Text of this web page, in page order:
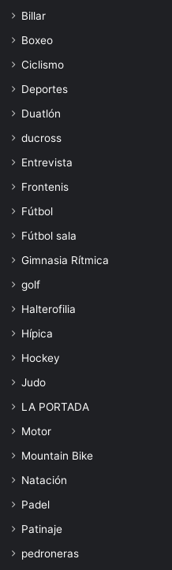
Billar
Boxeo
Ciclismo
Deportes
Duatlón
ducross
Entrevista
Frontenis
Fútbol
Fútbol sala
Gimnasia Rítmica
golf
Halterofilia
Hípica
Hockey
Judo
LA PORTADA
Motor
Mountain Bike
Natación
Padel
Patinaje
pedroneras